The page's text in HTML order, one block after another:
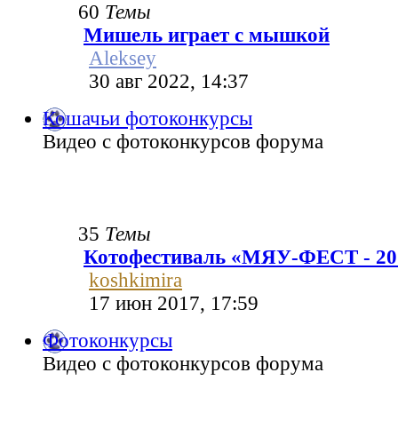
60 Темы
Мишель играет с мышкой
Aleksey
30 авг 2022, 14:37
Кошачьи фотоконкурсы
Видео с фотоконкурсов форума
35 Темы
Котофестиваль «МЯУ-ФЕСТ -
koshkimira
17 июн 2017, 17:59
Фотоконкурсы
Видео с фотоконкурсов форума